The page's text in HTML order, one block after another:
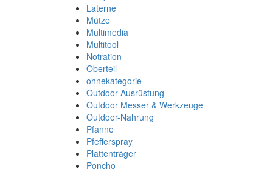
Laterne
Mütze
Multimedia
Multitool
Notration
Oberteil
ohnekategorie
Outdoor Ausrüstung
Outdoor Messer & Werkzeuge
Outdoor-Nahrung
Pfanne
Pfefferspray
Plattenträger
Poncho